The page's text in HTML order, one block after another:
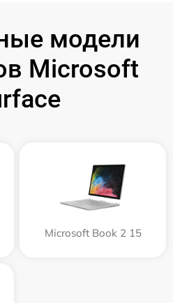
модели
Microsoft
Microsoft Book 2 15